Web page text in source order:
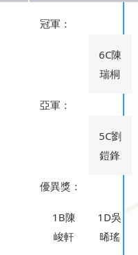
冠軍：
6C陳
瑞桐
亞軍：
5C劉
鎧鋒
優異獎：
1B陳
峻軒
1D吳
晞瑤